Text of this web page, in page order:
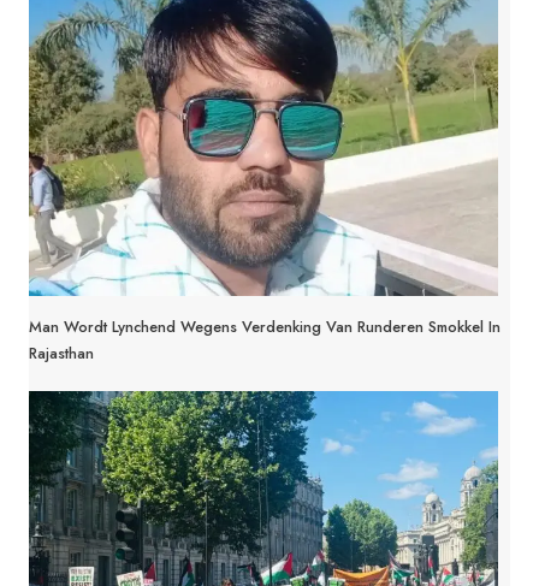
Man Wordt Lynchend Wegens Verdenking Van Runderen Smokkel In
Rajasthan